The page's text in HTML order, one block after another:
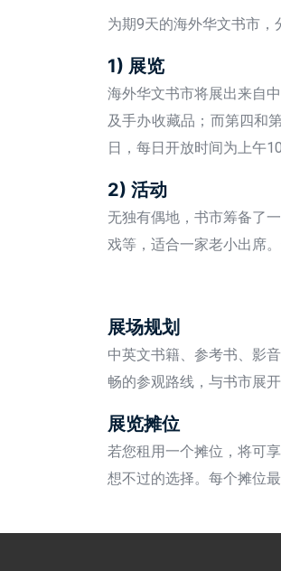
为期9天的海外华文书市，
1) 展览
海外华文书市将展出来自
及手办收藏品；而第四和
日，每日开放时间为上午
2) 活动
无独有偶地，书市筹备了
戏等，适合一家老小出席
展场规划
中英文书籍、参考书、影
畅的参观路线，与书市展
展览摊位
若您租用一个摊位，将可
想不过的选择。每个摊位